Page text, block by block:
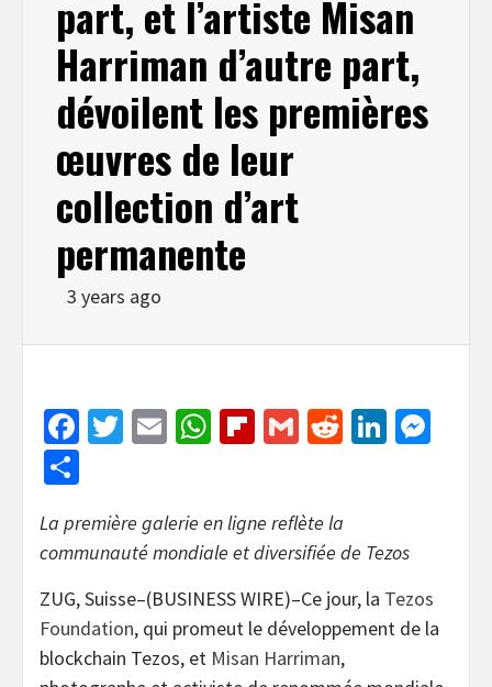
part, et l’artiste Misan
Harriman d’autre part,
dévoilent les premières
œuvres de leur
collection d’art
permanente
3 years ago
Facebook
Twitter
EmailWhatsApp
Flipboard
GmailReddit
La première galerie en ligne reflète la
communauté mondiale et diversifiée de Tezos
ZUG, Suisse–(BUSINESS WIRE)–Ce jour, la Tezos
Foundation, qui promeut le développement de la
blockchain Tezos, et Misan Harriman,